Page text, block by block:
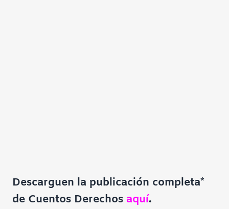
Descarguen la publicación completa*
de Cuentos Derechos aquí.